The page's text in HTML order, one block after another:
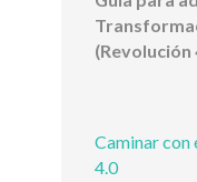
(Revolución
Caminar
4.0